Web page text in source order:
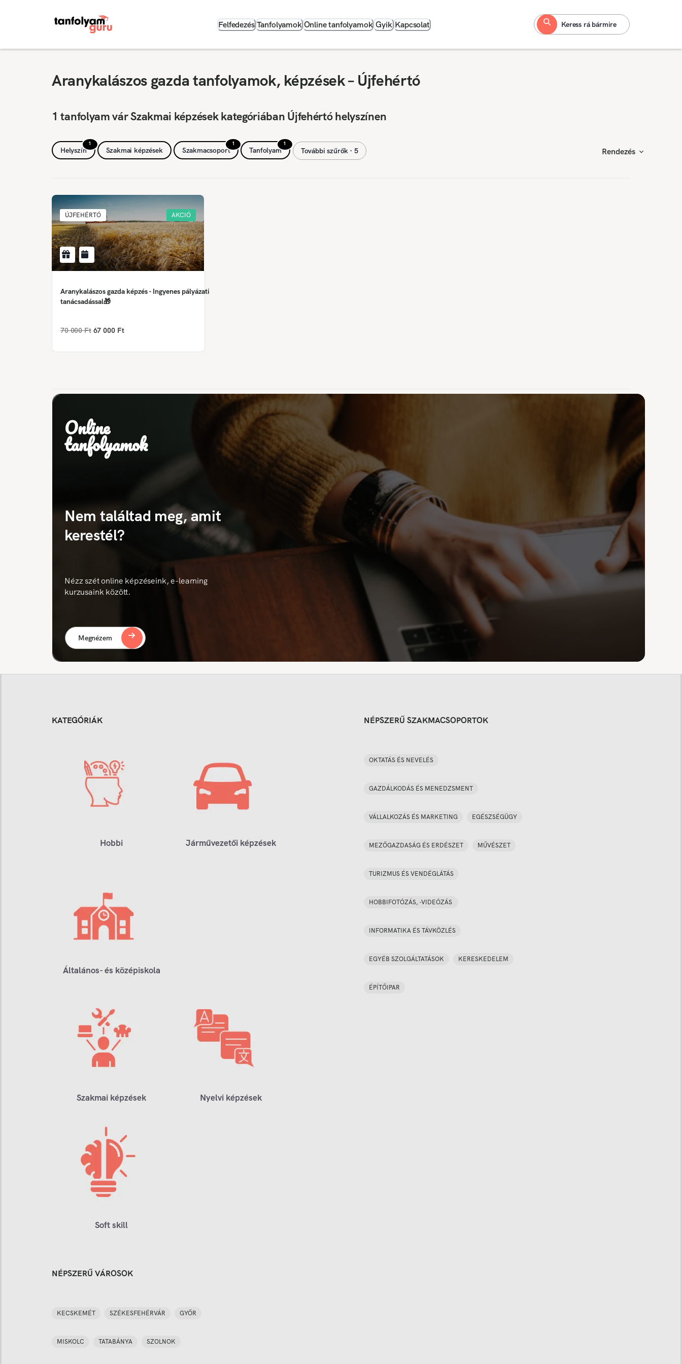
Felfedezés Tanfolyamok Online tanfolyamok Gyik Kapcsolat Keress rá bármire
Aranykalászos gazda tanfolyamok, képzések – Újfehértó
1 tanfolyam vár Szakmai képzések kategóriában Újfehértó helyszínen
1
Helyszín Szakmai képzések
1
Szakmacsoport
1
Tanfolyam További szűrők ∙ 5 Rendezés
ÚJFEHÉRTÓ AKCIÓ
Aranykalászos gazda képzés - Ingyenes pályázati
tanácsadással🎁
70 000 Ft 67 000 Ft
Online
tanfolyamok
Nem találtad meg, amit
kerestél?
Nézz szét online képzéseink, e-learning
kurzusaink között.
Megnézem
KATEGÓRIÁK
Hobbi Járművezetői képzések
Általános- és középiskola
Szakmai képzések Nyelvi képzések
Soft skill
NÉPSZERŰ SZAKMACSOPORTOK
OKTATÁS ÉS NEVELÉS
GAZDÁLKODÁS ÉS MENEDZSMENT
VÁLLALKOZÁS ÉS MARKETING EGÉSZSÉGÜGY
MEZŐGAZDASÁG ÉS ERDÉSZET MŰVÉSZET
TURIZMUS ÉS VENDÉGLÁTÁS
HOBBIFOTÓZÁS, -VIDEÓZÁS
INFORMATIKA ÉS TÁVKÖZLÉS
EGYÉB SZOLGÁLTATÁSOK KERESKEDELEM
ÉPÍTŐIPAR
NÉPSZERŰ VÁROSOK
KECSKEMÉT SZÉKESFEHÉRVÁR GYŐR
MISKOLC TATABÁNYA SZOLNOK